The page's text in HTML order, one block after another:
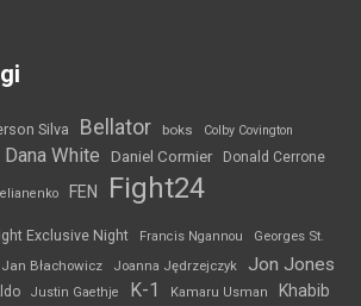
Silva Bellator boks Colby Covington
Dana White Daniel Cormier Donald Cerrone
FEN Fight24
Exclusive Night Francis Ngannou
Georges St.
Jan Błachowicz Joanna Jędrzejczyk Jon Jones
Justin Gaethje K-1 Kamaru Usman Khabib